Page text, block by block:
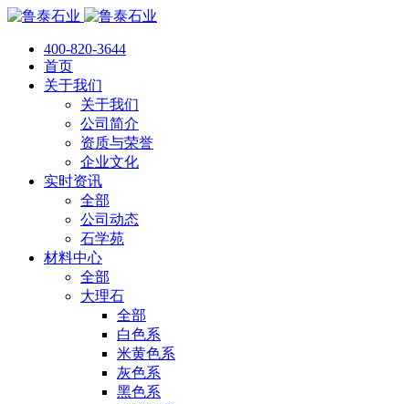
400-820-3644
首页
关于我们
关于我们
公司简介
资质与荣誉
企业文化
实时资讯
全部
公司动态
石学苑
材料中心
全部
大理石
全部
白色系
米黄色系
灰色系
黑色系